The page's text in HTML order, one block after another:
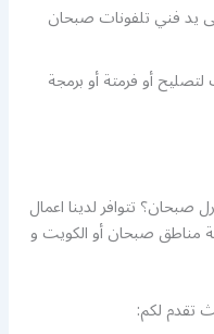
يد فني تلفونات صبحان
أو فرمتة أو برمجة
تتوافر لدينا اعمال
مناطق صبحان أو الكويت و
تقدم لكم: